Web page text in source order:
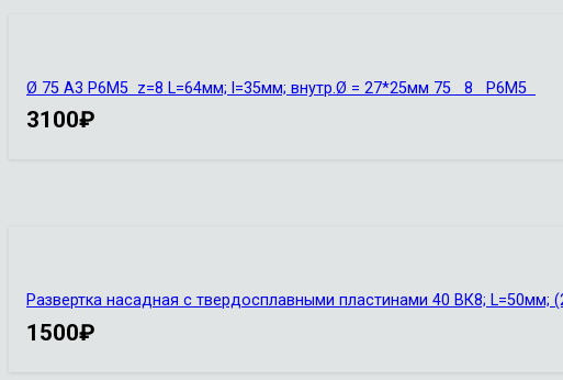
Ø 75 А3 Р6М5 z=8 L=64мм; l=35мм; внутр.Ø = 27*25мм 75 8 Р6М5
3100₽
Развертка насадная с твердосплавными пластинами 40 ВК8; L=50мм;
1500₽